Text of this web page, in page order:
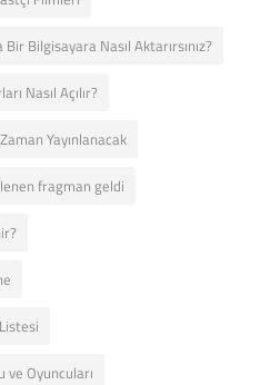
Bilgisayara Nasıl Aktarırsınız?
Nasıl Açılır?
Yayınlanacak
fragman geldi
ve Oyuncuları